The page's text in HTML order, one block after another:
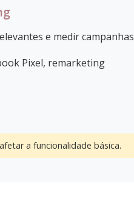
e medir campanhas
Pixel, remarketing
a funcionalidade básica.